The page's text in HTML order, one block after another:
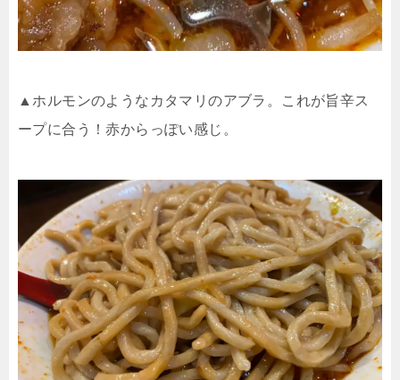
▲ホルモンのようなカタマリのアブラ。これが旨辛ス
ープに合う！赤からっぽい感じ。